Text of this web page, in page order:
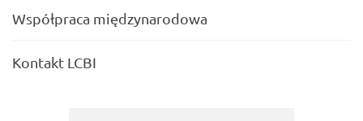
Współpraca międzynarodowa
Kontakt LCBI